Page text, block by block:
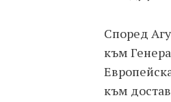
Според
към
към